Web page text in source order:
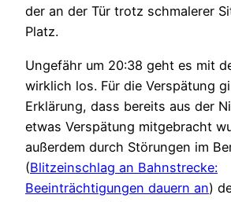
der an der Tür trotz schmalerer
Platz.
Ungefähr um 20:38 geht es mit
wirklich los. Für die Verspätung
Erklärung, dass bereits aus der
etwas Verspätung mitgebracht
außerdem durch Störungen im
(Blitzeinschlag an Bahnstrecke:
Beeinträchtigungen dauern an)